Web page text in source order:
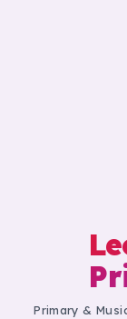
Primary &